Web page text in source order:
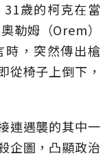
歲的柯克在當
勒姆（Orem）
，突然傳出槍
從椅子上倒下，
連遇襲的其中一
企圖，凸顯政治